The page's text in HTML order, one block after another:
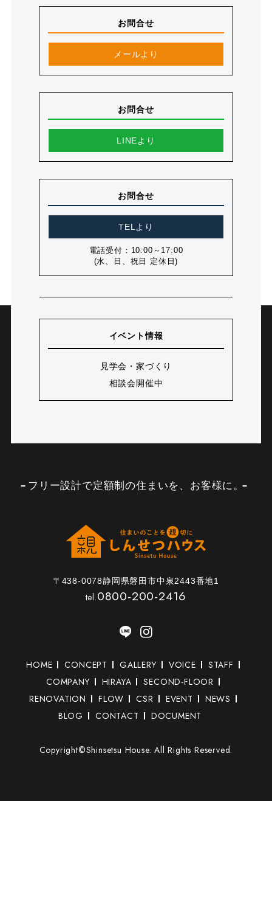
お問合せ
メールより
お問合せ
LINEより
お問合せ
TELより
電話受付：10:00～17:00
(水、日、祝日 定休日)
イベント情報
見学会・家づくり
相談会開催中
フリー設計で定額制の住まいを、お客様に。
〒438-0078静岡県磐田市中泉2443番地1
tel.0800-200-2416
HOME CONCEPT GALLERY VOICE
STAFF
COMPANY
HIRAYA
SECOND-FLOOR
RENOVATION
FLOW CSR EVENT
NEWS
BLOG
CONTACT DOCUMENT
Copyright©Shinsetsu House. All Rights Reserved.